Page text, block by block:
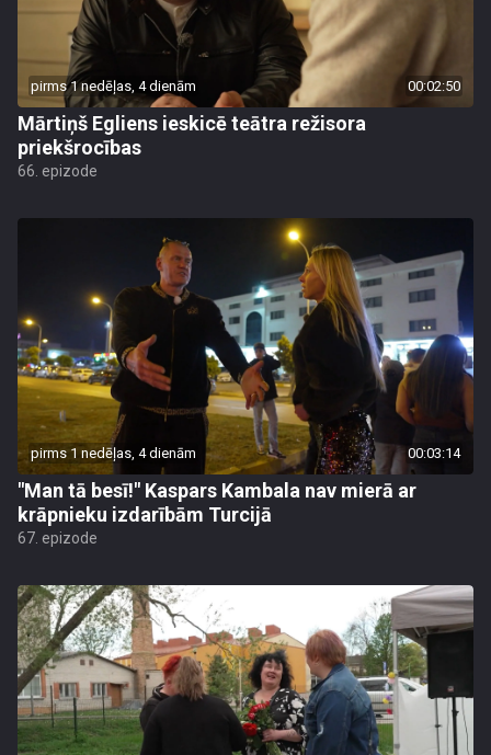
pirms 1 nedēļas, 4 dienām 00:02:50
Mārtiņš Egliens ieskicē teātra režisora
priekšrocības
66. epizode
pirms 1 nedēļas, 4 dienām 00:03:14
"Man tā besī!" Kaspars Kambala nav mierā ar
krāpnieku izdarībām Turcijā
67. epizode